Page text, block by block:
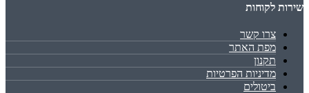
שירות לקוחות
צרו קשר
מפת האתר
תקנון
מדיניות הפרטיות
ביטולים